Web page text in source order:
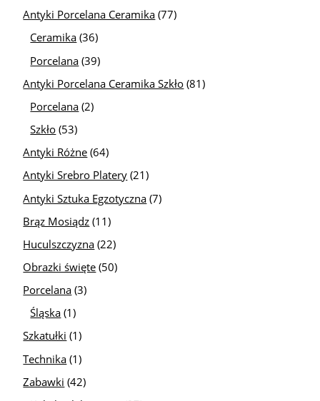
Antyki Porcelana Ceramika (77)
Ceramika (36)
Porcelana (39)
Antyki Porcelana Ceramika Szkło (81)
Porcelana (2)
Szkło (53)
Antyki Różne (64)
Antyki Srebro Platery (21)
Antyki Sztuka Egzotyczna (7)
Brąz Mosiądz (11)
Huculszczyzna (22)
Obrazki święte (50)
Porcelana (3)
Śląska (1)
Szkatułki (1)
Technika (1)
Zabawki (42)